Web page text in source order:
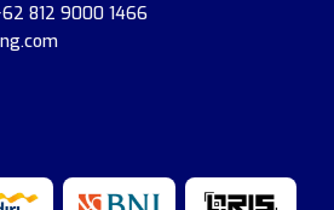
812 9000 1466